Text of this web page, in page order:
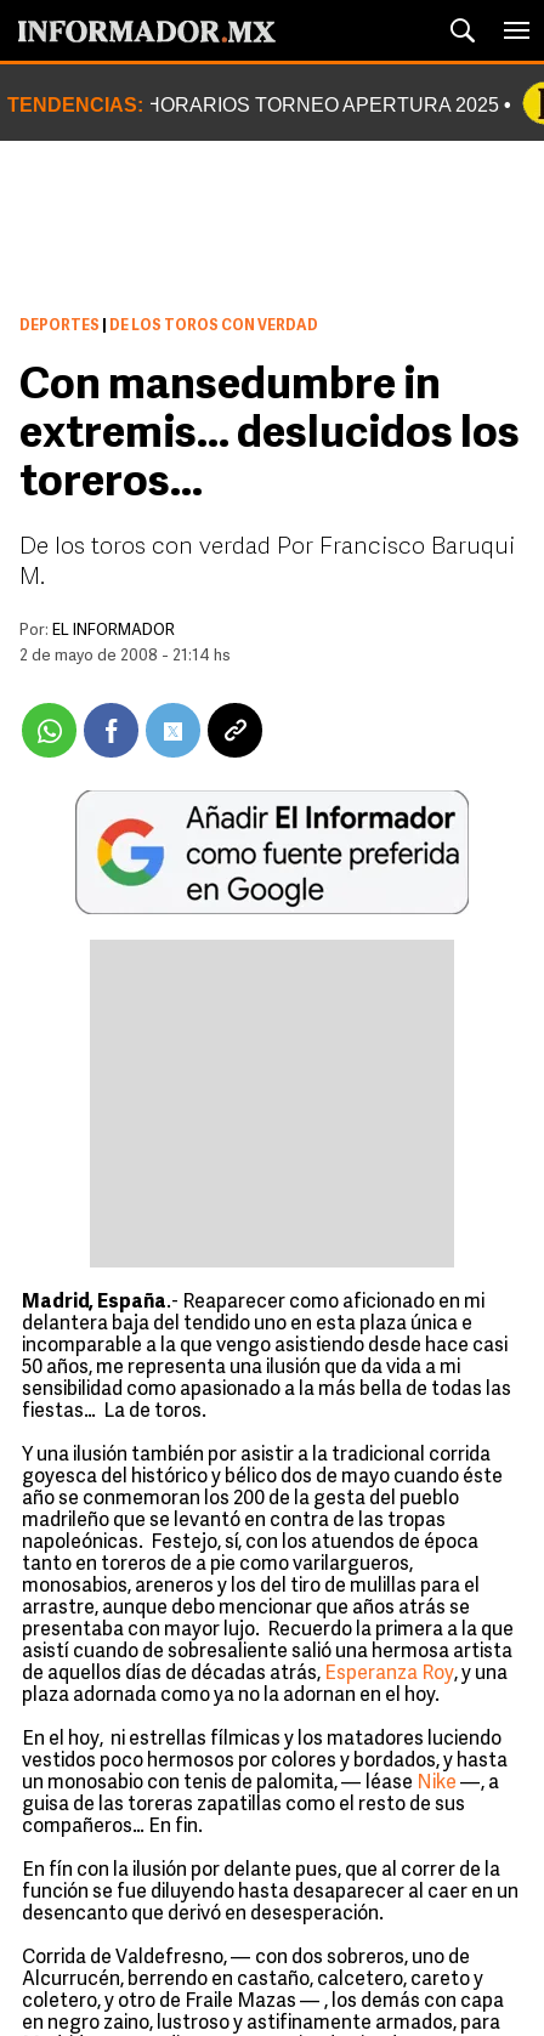
TENDENCIAS: HORARIOS TORNEO APERTURA 2025
DEPORTES DE LOS TOROS CON VERDAD
Con mansedumbre in
extremis... deslucidos los
toreros...
De los toros con verdad Por Francisco Baruqui
M.
Por: EL INFORMADOR
2 de mayo de 2008 - 21:14 hs
Madrid, España.- Reaparecer como aficionado en mi
delantera baja del tendido uno en esta plaza única e
incomparable a la que vengo asistiendo desde hace casi
50 años, me representa una ilusión que da vida a mi
sensibilidad como apasionado a la más bella de todas las
fiestas… La de toros.
Y una ilusión también por asistir a la tradicional corrida
goyesca del histórico y bélico dos de mayo cuando éste
año se conmemoran los 200 de la gesta del pueblo
madrileño que se levantó en contra de las tropas
napoleónicas. Festejo, sí, con los atuendos de época
tanto en toreros de a pie como varilargueros,
monosabios, areneros y los del tiro de mulillas para el
arrastre, aunque debo mencionar que años atrás se
presentaba con mayor lujo. Recuerdo la primera a la que
asistí cuando de sobresaliente salió una hermosa artista
de aquellos días de décadas atrás, Esperanza Roy, y una
plaza adornada como ya no la adornan en el hoy.
En el hoy, ni estrellas fílmicas y los matadores luciendo
vestidos poco hermosos por colores y bordados, y hasta
un monosabio con tenis de palomita, — léase Nike —, a
guisa de las toreras zapatillas como el resto de sus
compañeros… En fin.
En fín con la ilusión por delante pues, que al correr de la
función se fue diluyendo hasta desaparecer al caer en un
desencanto que derivó en desesperación.
Corrida de Valdefresno, — con dos sobreros, uno de
Alcurrucén, berrendo en castaño, calcetero, careto y
coletero, y otro de Fraile Mazas — , los demás con capa
en negro zaino, lustroso y astifinamente armados, para